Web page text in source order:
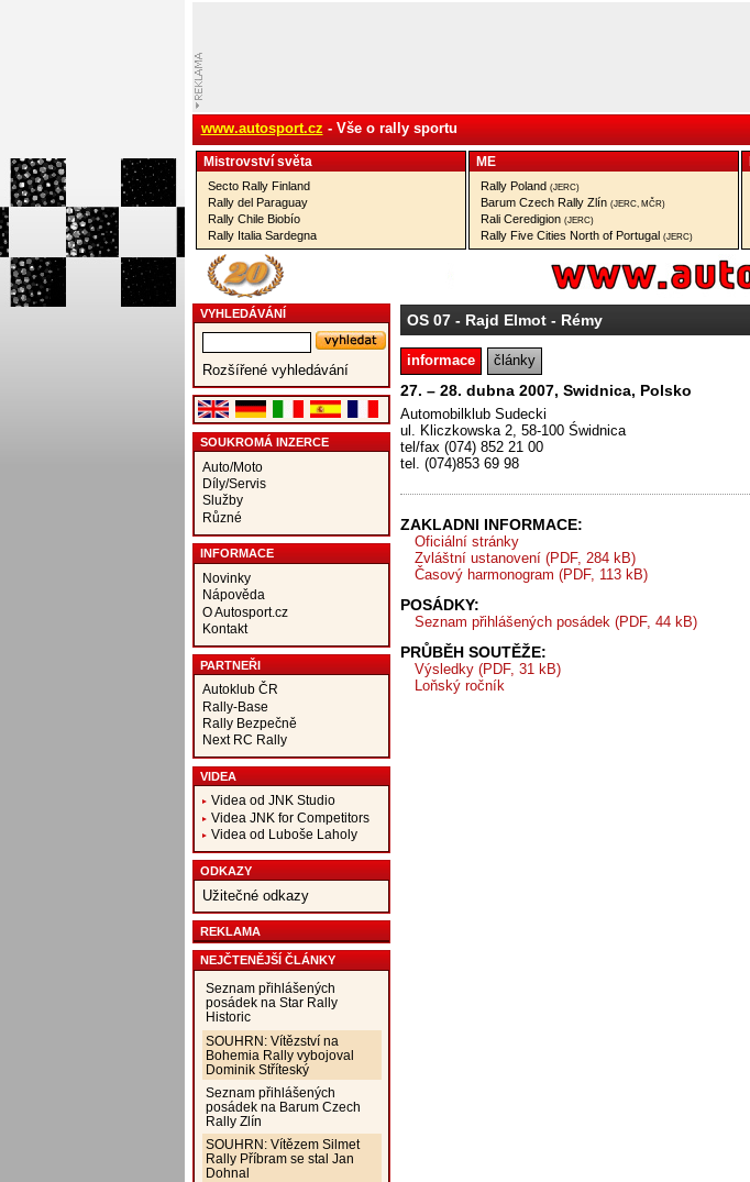
www.autosport.cz - Vše o rally sportu
Mistrovství­ světa
Secto Rally Finland
Rally del Paraguay
Rally Chile Biobío
Rally Italia Sardegna
ME
Rally Poland (JERC)
Barum Czech Rally Zlín (JERC, MČR)
Rali Ceredigion (JERC)
Rally Five Cities North of Portugal (JERC)
VYHLEDÁVÁNÍ
Rozšířené vyhledávání
SOUKROMÁ INZERCE
Auto/Moto
Díly/Servis
Služby
Různé
INFORMACE
Novinky
Nápověda
O Autosport.cz
Kontakt
PARTNEŘI
Autoklub ČR
Rally-Base
Rally Bezpečně
Next RC Rally
VIDEA
Videa od JNK Studio
Videa JNK for Competitors
Videa od Luboše Laholy
ODKAZY
Užitečné odkazy
REKLAMA
NEJČTENĚJŠÍ ČLÁNKY
Seznam přihlášených
posádek na Star Rally
Historic
SOUHRN: Vítězství na
Bohemia Rally vybojoval
Dominik Stříteský
Seznam přihlášených
posádek na Barum Czech
Rally Zlín
SOUHRN: Vítězem Silmet
Rally Příbram se stal Jan
Dohnal
OS 07- Rajd Elmot - Rémy
informace články
27. – 28. dubna 2007, Swidnica, Polsko
Automobilklub Sudecki
ul. Kliczkowska 2, 58-100 Świdnica
tel/fax (074) 852 21 00
tel. (074)853 69 98
ZAKLADNI INFORMACE:
Oficiální stránky
Zvláštní ustanovení (PDF, 284 kB)
Časový harmonogram (PDF, 113 kB)
POSÁDKY:
Seznam přihlášených posádek (PDF, 44 kB)
PRŮBĚH SOUTĚŽE:
Výsledky (PDF, 31 kB)
Loňský ročník